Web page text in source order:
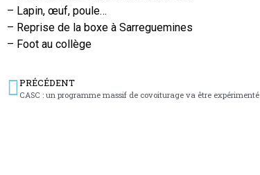
– Lapin, œuf, poule…
– Reprise de la boxe à Sarreguemines
– Foot au collège
PRÉCÉDENT
CASC : un programme massif de covoiturage va être expérimenté